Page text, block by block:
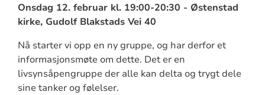
Onsdag 12. februar kl. 19:00-20:30 - Østenstad
kirke, Gudolf Blakstads Vei 40
Nå starter vi opp en ny gruppe, og har derfor et
informasjonsmøte om dette. Det er en
livsynsåpengruppe der alle kan delta og trygt dele
sine tanker og følelser.